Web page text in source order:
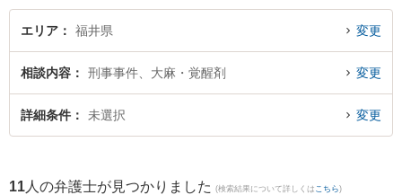
件、再犯・前科あり等の細かな分野での絞り込み検索もでき便利です。特に弁
護士法人ふくい総合法律事務所の小前田 宙弁護士や二の宮法律事務所の河野 哲
のトラブルを今すぐに弁護士に相談したい』『大麻・覚醒剤のトラブル解決の
実績豊富な近くの弁護士を検索したい』『初回相談無料で大麻・覚醒剤を法律
相談できる福井県内の弁護士に相談予約したい』などでお困りの相談者さんに
エリア 福井県 変更
相談内容 刑事事件、大麻・覚醒剤 変更
詳細条件 未選択 変更
11 人の弁護士が見つかりました (検索結果について詳しくは こちら)